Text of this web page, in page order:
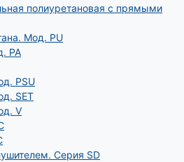
полиуретановая с прямыми
Мод. РU
PA
PSU
SET
V
Серия SD